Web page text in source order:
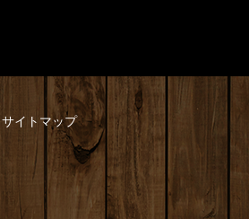
サイトマップ